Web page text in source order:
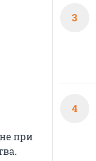
при
3
4